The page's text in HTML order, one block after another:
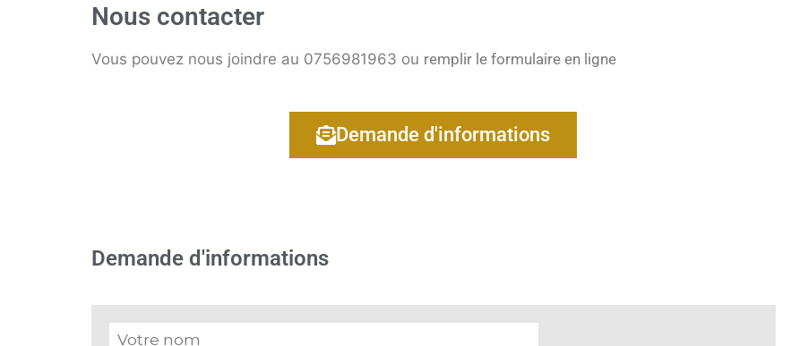
Nous contacter
Vous pouvez nous joindre au 0756981963 ou remplir le formulaire en ligne
Demande d'informations
Demande d'informations